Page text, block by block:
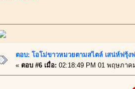
ตอบ: โอโม่ขาวหมวยตามสไตล์ เสน่ห์ฟรุ้ง
« ตอบ #6 เมื่อ: 02:18:49 PM 01 พฤษภาค